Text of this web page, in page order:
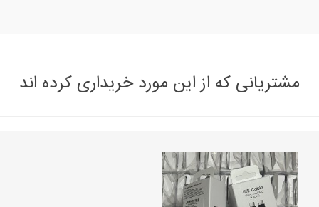
مشتریانی که از این مورد خریداری کرده اند